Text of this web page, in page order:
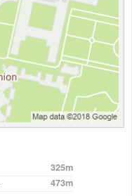
325m
473m